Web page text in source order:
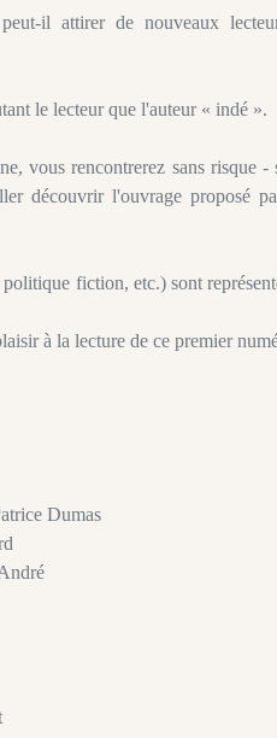
il attirer de nouveaux
le lecteur que l'auteur « indé ».
vous rencontrerez sans risque
découvrir l'ouvrage proposé
fiction, etc.) sont
à la lecture de ce premier
Dumas